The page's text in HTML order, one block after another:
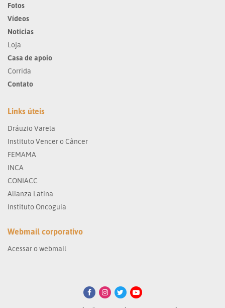
Fotos
Vídeos
Notícias
Loja
Casa de apoio
Corrida
Contato
Links úteis
Dráuzio Varela
Instituto Vencer o Câncer
FEMAMA
INCA
CONIACC
Alianza Latina
Instituto Oncoguia
Webmail corporativo
Acessar o webmail